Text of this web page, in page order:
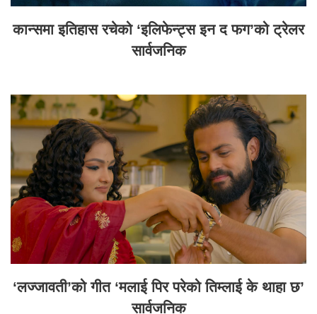
कान्समा इतिहास रचेको ‘इलिफेन्ट्स इन द फग’को ट्रेलर
सार्वजनिक
‘लज्जावती’को गीत ‘मलाई पिर परेको तिम्लाई के थाहा छ’
सार्वजनिक